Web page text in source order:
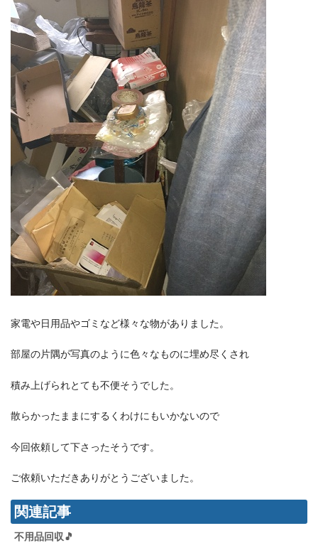
家電や日用品やゴミなど様々な物がありました。
部屋の片隅が写真のように色々なものに埋め尽くされ
積み上げられとても不便そうでした。
散らかったままにするくわけにもいかないので
今回依頼して下さったそうです。
ご依頼いただきありがとうございました。
関連記事
不用品回収🎵